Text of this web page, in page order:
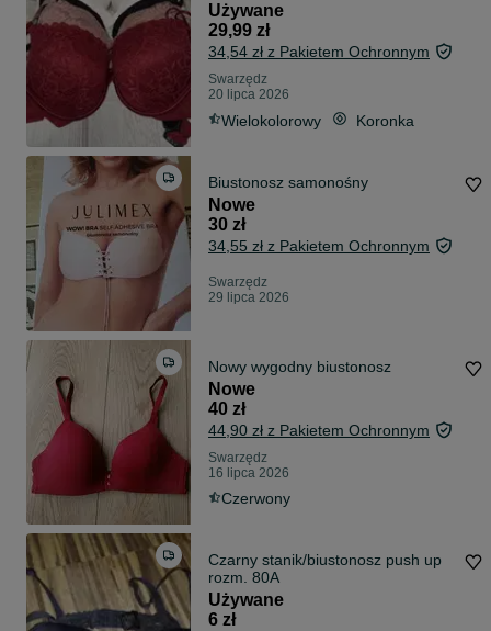
Używane
29,99 zł
34,54 zł z Pakietem Ochronnym
Swarzędz
20 lipca 2026
Wielokolorowy Koronka
Biustonosz samonośny
Nowe
30 zł
34,55 zł z Pakietem Ochronnym
Swarzędz
29 lipca 2026
Nowy wygodny biustonosz
Nowe
40 zł
44,90 zł z Pakietem Ochronnym
Swarzędz
16 lipca 2026
Czerwony
Czarny stanik/biustonosz push up
rozm. 80A
Używane
6 zł